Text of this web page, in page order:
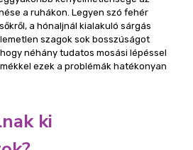
a ruhákon. Legyen szó fehér
a hónaljnál kialakuló sárgás
szagok sok bosszúságot
néhány tudatos mosási lépéssel
ezek a problémák hatékonyan
ki